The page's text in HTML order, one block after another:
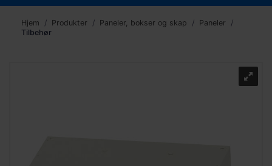
Hjem Produkter Paneler, bokser og skap
Paneler
Tilbehør